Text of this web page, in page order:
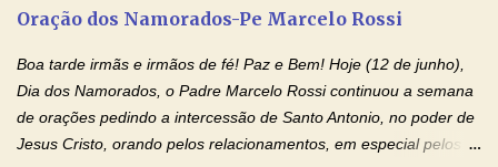
separados, devido ao envolvimento de outras pessoas no
relacionamento e que minaram, espiritualmente, a relação do
casal. Vamos orar (coloque o seu esposo ou esposa diante de
Deus). "Senhor Jesus, restaura os laços ...
Oração dos Namorados-Pe Marcelo Rossi
Boa tarde irmãs e irmãos de fé! Paz e Bem! Hoje (12 de junho),
Dia dos Namorados, o Padre Marcelo Rossi continuou a semana
de orações pedindo a intercessão de Santo Antonio, no poder de
Jesus Cristo, orando pelos relacionamentos, em especial pelos